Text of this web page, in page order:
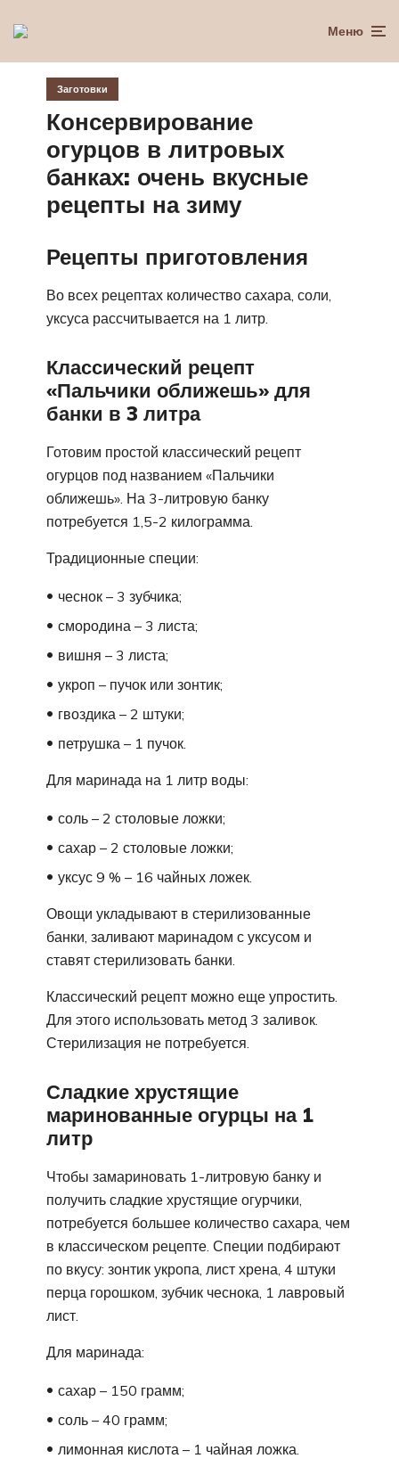
Меню
Заготовки
Консервирование
огурцов в литровых
банках: очень вкусные
рецепты на зиму
Рецепты приготовления
Во всех рецептах количество сахара, соли,
уксуса рассчитывается на 1 литр.
Классический рецепт
«Пальчики оближешь» для
банки в 3 литра
Готовим простой классический рецепт
огурцов под названием «Пальчики
оближешь». На 3-литровую банку
потребуется 1,5-2 килограмма.
Традиционные специи:
чеснок – 3 зубчика;
смородина – 3 листа;
вишня – 3 листа;
укроп – пучок или зонтик;
гвоздика – 2 штуки;
петрушка – 1 пучок.
Для маринада на 1 литр воды:
соль – 2 столовые ложки;
сахар – 2 столовые ложки;
уксус 9 % – 16 чайных ложек.
Овощи укладывают в стерилизованные
банки, заливают маринадом с уксусом и
ставят стерилизовать банки.
Классический рецепт можно еще упростить.
Для этого использовать метод 3 заливок.
Стерилизация не потребуется.
Сладкие хрустящие
маринованные огурцы на 1
литр
Чтобы замариновать 1-литровую банку и
получить сладкие хрустящие огурчики,
потребуется большее количество сахара, чем
в классическом рецепте. Специи подбирают
по вкусу: зонтик укропа, лист хрена, 4 штуки
перца горошком, зубчик чеснока, 1 лавровый
лист.
Для маринада:
сахар – 150 грамм;
соль – 40 грамм;
лимонная кислота – 1 чайная ложка.